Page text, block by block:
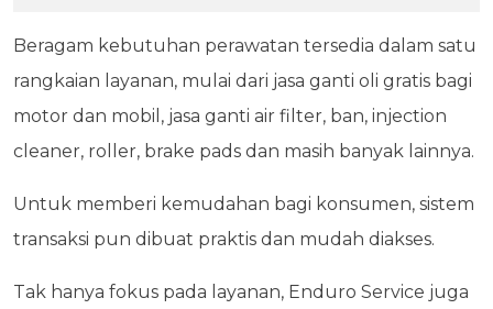
Beragam kebutuhan perawatan tersedia dalam satu
rangkaian layanan, mulai dari jasa ganti oli gratis bagi
motor dan mobil, jasa ganti air filter, ban, injection
cleaner, roller, brake pads dan masih banyak lainnya.
Untuk memberi kemudahan bagi konsumen, sistem
transaksi pun dibuat praktis dan mudah diakses.
Tak hanya fokus pada layanan, Enduro Service juga